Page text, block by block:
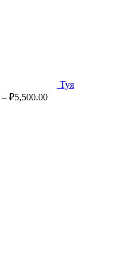
Туя
– ₽5,500.00